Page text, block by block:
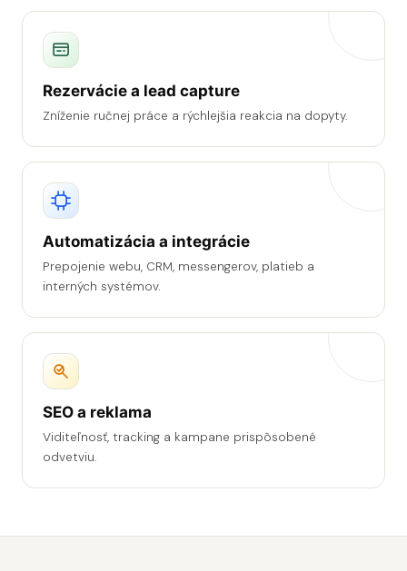
Rezervácie a lead capture
Zníženie ručnej práce a rýchlejšia reakcia na dopyty.
Automatizácia a integrácie
Prepojenie webu, CRM, messengerov, platieb a
interných systémov.
SEO a reklama
Viditeľnosť, tracking a kampane prispôsobené
odvetviu.